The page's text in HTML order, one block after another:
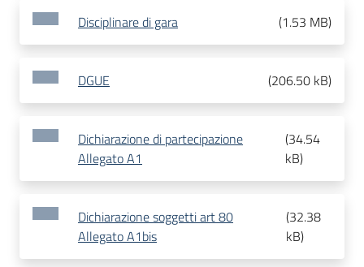
Disciplinare di gara (1.53 MB)
DGUE (206.50 kB)
Dichiarazione di partecipazione
Allegato A1
(34.54
kB)
Dichiarazione soggetti art 80
Allegato A1bis
(32.38
kB)